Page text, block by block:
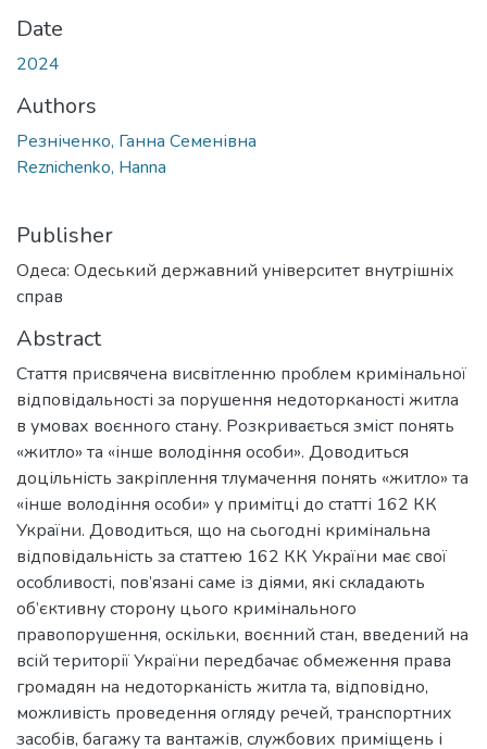
Date
2024
Authors
Резніченко, Ганна Семенівна
Reznichenko, Hanna
Publisher
Одеса: Одеський державний університет внутрішніх
справ
Abstract
Стаття присвячена висвітленню проблем кримінальної
відповідальності за порушення недоторканості житла
в умовах воєнного стану. Розкривається зміст понять
«житло» та «інше володіння особи». Доводиться
доцільність закріплення тлумачення понять «житло» та
«інше володіння особи» у примітці до статті 162 КК
України. Доводиться, що на сьогодні кримінальна
відповідальність за статтею 162 КК України має свої
особливості, пов’язані саме із діями, які складають
об’єктивну сторону цього кримінального
правопорушення, оскільки, воєнний стан, введений на
всій території України передбачає обмеження права
громадян на недоторканість житла та, відповідно,
можливість проведення огляду речей, транспортних
засобів, багажу та вантажів, службових приміщень і